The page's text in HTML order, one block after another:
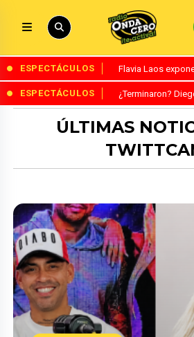
ESPECTÁCULOS Flavia Laos
ESPECTÁCULOS ¿Terminaron?
ÚLTIMAS